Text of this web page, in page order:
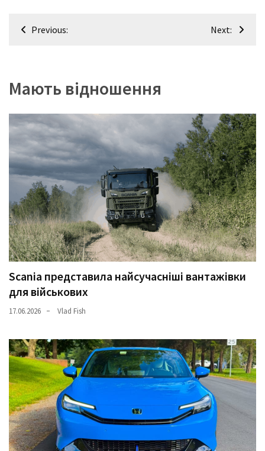
Навігація
Previous: Next:
Мають відношення
Scania представила найсучасніші вантажівки
для військових
17.06.2026 Vlad Fish